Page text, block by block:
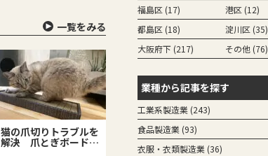
一覧をみる
猫の爪切りトラブルを
解決 爪とぎボード
福島区 (17)
港区 (12)
都島区 (18)
淀川区 (35)
大阪府下 (217)
その他 (76)
業種から記事を探す
工業系製造業 (243)
食品製造業 (93)
衣服・衣類製造業 (36)